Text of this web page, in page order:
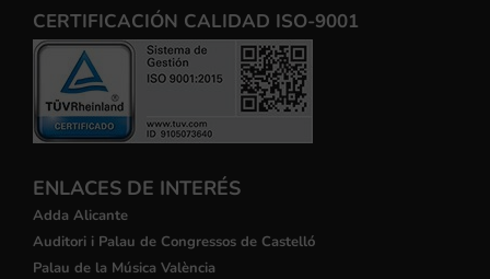
CERTIFICACIÓN CALIDAD ISO-9001
ENLACES DE INTERÉS
Adda Alicante
Auditori i Palau de Congressos de Castelló
Palau de la Música València